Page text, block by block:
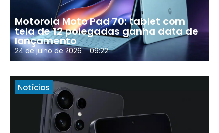
Motorola Moto Pad 70: tablet com
tela de 12 polegadas ganha data de
lançamento
24 de julho de 2026 09:22
Notícias